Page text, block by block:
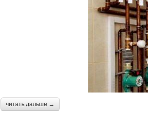
читать дальше →